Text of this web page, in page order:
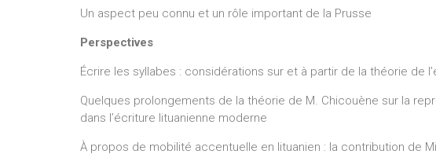
Un aspect peu connu et un rôle important de la Prusse
Perspectives
Écrire les syllabes : considérations sur et à partir de la théorie de
Quelques prolongements de la théorie de M. Chicouène sur la
dans l’écriture lituanienne moderne
À propos de mobilité accentuelle en lituanien : la contribution de